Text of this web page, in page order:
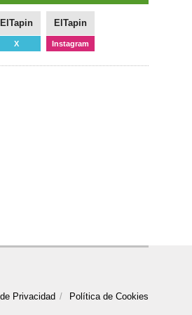
ElTapin
X
ElTapin
Instagram
Privacidad Política de Cookies